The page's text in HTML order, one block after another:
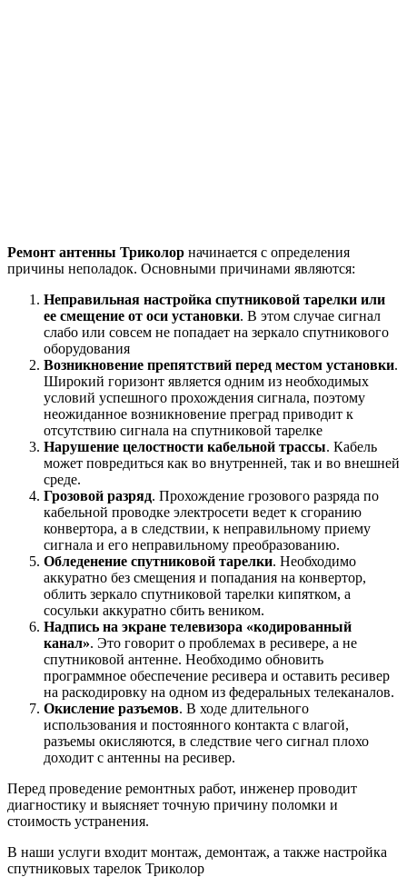
Ремонт антенны Триколор начинается с определения
причины неполадок. Основными причинами являются:
Неправильная настройка спутниковой тарелки или
ее смещение от оси установки. В этом случае сигнал
слабо или совсем не попадает на зеркало спутникового
оборудования
Возникновение препятствий перед местом установки.
Широкий горизонт является одним из необходимых
условий успешного прохождения сигнала, поэтому
неожиданное возникновение преград приводит к
отсутствию сигнала на спутниковой тарелке
Нарушение целостности кабельной трассы. Кабель
может повредиться как во внутренней, так и во внешней
среде.
Грозовой разряд. Прохождение грозового разряда по
кабельной проводке электросети ведет к сгоранию
конвертора, а в следствии, к неправильному приему
сигнала и его неправильному преобразованию.
Обледенение спутниковой тарелки. Необходимо
аккуратно без смещения и попадания на конвертор,
облить зеркало спутниковой тарелки кипятком, а
сосульки аккуратно сбить веником.
Надпись на экране телевизора «кодированный
канал». Это говорит о проблемах в ресивере, а не
спутниковой антенне. Необходимо обновить
программное обеспечение ресивера и оставить ресивер
на раскодировку на одном из федеральных телеканалов.
Окисление разъемов. В ходе длительного
использования и постоянного контакта с влагой,
разъемы окисляются, в следствие чего сигнал плохо
доходит с антенны на ресивер.
Перед проведение ремонтных работ, инженер проводит
диагностику и выясняет точную причину поломки и
стоимость устранения.
В наши услуги входит монтаж, демонтаж, а также настройка
спутниковых тарелок Триколор